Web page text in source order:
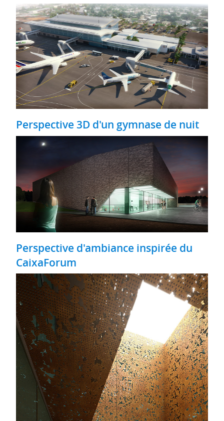
Perspective 3D d'un gymnase de nuit
Perspective d'ambiance inspirée du
CaixaForum